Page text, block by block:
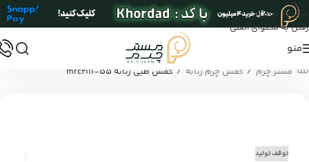
عبور به ناوبری
رفتن به محتوای اصلی
منو
مستر چرم / کفش چرم زنانه / کفش طبی زنانه mrc2111-55
توقف تولید